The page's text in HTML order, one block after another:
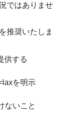
ではありませ
推奨いたしま
供する
を明示
ないこと